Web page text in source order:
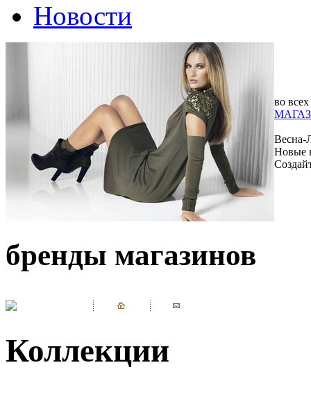
Новости
во всех
Весна-
Новые
бренды магазинов
Коллекции